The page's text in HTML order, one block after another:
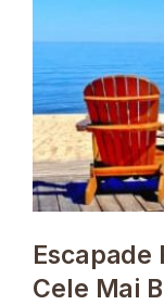
Escapade
Cele Mai